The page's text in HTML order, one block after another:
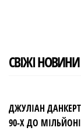
СВІЖІ НОВИНИ
ДЖУЛІАН
90-Х ДО